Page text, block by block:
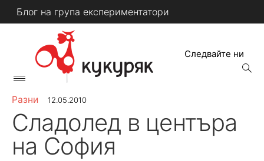
Skip
to
Блог на група експериментатори
Primary
КУКУРЯК
Следвайте ни
open
Разни 12.05.2010
Сладолед в центъра
на София